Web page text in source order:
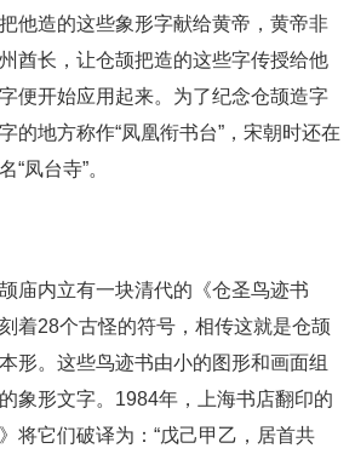
他造的这些象形字献给黄帝，黄帝非
酋长，让仓颉把造的这些字传授给他
便开始应用起来。为了纪念仓颉造字
的地方称作“凤凰衔书台”，宋朝时还在
凤台寺”。
庙内立有一块清代的《仓圣鸟迹书
着28个古怪的符号，相传这就是仓颉
形。这些鸟迹书由小的图形和画面组
象形文字。1984年，上海书店翻印的
将它们破译为：“戊己甲乙，居首共